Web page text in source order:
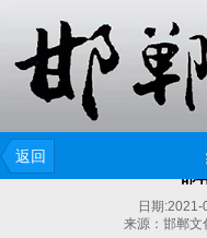
返回
邯
日期:2021-
来源：邯郸